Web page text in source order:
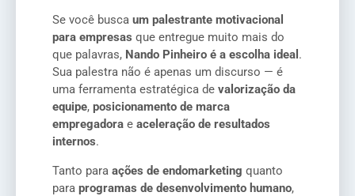
Se você busca um palestrante motivacional
para empresas que entregue muito mais do
que palavras, Nando Pinheiro é a escolha ideal .
Sua palestra não é apenas um discurso — é
uma ferramenta estratégica de valorização da
equipe, posicionamento de marca
empregadora e aceleração de resultados
internos.
Tanto para ações de endomarketing quanto
para programas de desenvolvimento humano,